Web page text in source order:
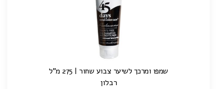
שמפו ומרכך לשיער צבוע שחור | 275 מ"ל
רבלון